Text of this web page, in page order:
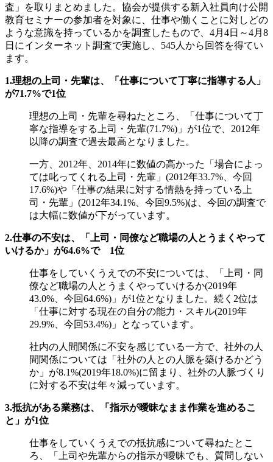
査」を取りまとめました。協会が提供する新入社員向け公開
教育セミナーの参加者を対象に、仕事や働くことに対しどの
ような意識を持っているかを調査したもので、4月4日～4月8
日にインターネット調査で実施し、545人から回答を得てい
ます。
1.理想の上司・先輩は、「仕事について丁寧に指導する人」
が71.7%で1位
理想の上司・先輩を尋ねたところ、「仕事について丁
寧な指導をする上司・先輩(71.7%)」が1位で、2012年
以降の調査で過去最高となりました。
一方、2012年、2014年に数値の高かった「場合によっ
ては叱ってくれる上司・先輩」(2012年33.7%、今回
17.6%)や「仕事の結果に対する情熱を持っている上
司・先輩」(2012年34.1%、今回9.5%)は、今回の調査で
は大幅に数値が下がっています。
2.仕事の不安は、「上司・同僚など職場の人とうまくやって
いけるか」が64.6%で 1位
仕事をしていくうえでの不安については、「上司・同
僚など職場の人とうまくやっていけるか(2019年
43.0%、今回64.6%)」が1位となりました。続く2位は
「仕事に対する現在の自分の能力・スキル(2019年
29.9%、今回53.4%)」となっています。
社内の人間関係に不安を感じている一方で、社外の人
間関係については「社外の人との人脈を築けるかどう
か」が8.1%(2019年18.0%)に留まり、社外の人脈づくり
に対する不安は年々減っています。
3.抵抗がある業務は、「指示が曖昧なまま作業を進めるこ
と」が1位
仕事をしていくうえでの抵抗感について尋ねたとこ
ろ、「上司や先輩からの指示が曖昧でも、質問しない